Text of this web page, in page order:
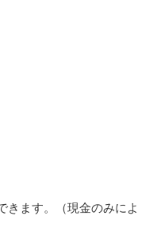
きます。（現金のみによ